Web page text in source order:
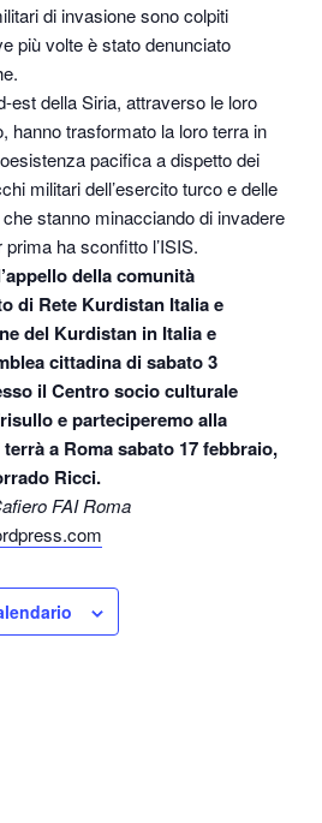
di invasione sono colpiti
più volte è stato denunciato
est della Siria, attraverso le loro
hanno trasformato la loro terra in
pacifica a dispetto dei
militari dell’esercito turco e delle
stanno minacciando di invadere
ha sconfitto l’ISIS.
della comunità
di Rete Kurdistan Italia e
del Kurdistan in Italia e
cittadina di sabato 3
il Centro socio culturale
e parteciperemo alla
a Roma sabato 17 febbraio,
Ricci.
FAI Roma